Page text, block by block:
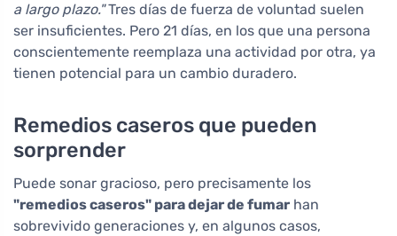
a largo plazo."Tres días de fuerza de voluntad suelen
ser insuficientes. Pero 21 días, en los que una persona
conscientemente reemplaza una actividad por otra, ya
tienen potencial para un cambio duradero.
Remedios caseros que pueden
sorprender
Puede sonar gracioso, pero precisamente los
"remedios caseros" para dejar de fumar han
sobrevivido generaciones y, en algunos casos,